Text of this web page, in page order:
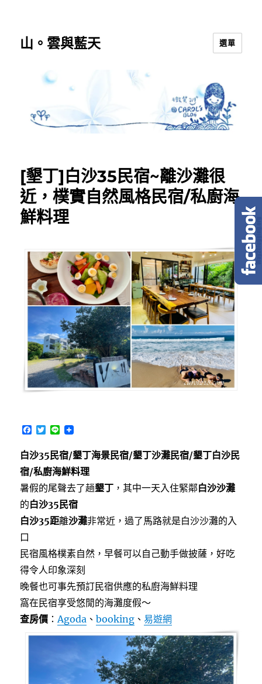
山。雲與藍天 選單
[墾丁]白沙35民宿~離沙灘很
近，樸實自然風格民宿/私廚海
鮮料理
F
c
e
b
o
o
k
T
t
t
e
r
L
n
e
白沙35民宿/墾丁海景民宿/墾丁沙灘民宿/墾丁白沙民
宿/私廚海鮮料理
暑假的尾聲去了趟墾丁 ，其中一天入住緊鄰白沙沙灘
的白沙35民宿
白沙35距離沙灘非常近，過了馬路就是白沙沙灘的入
口
民宿風格樸素自然，早餐可以自己動手做披薩，好吃
得令人印象深刻
晚餐也可事先預訂民宿供應的私廚海鮮料理
窩在民宿享受悠閒的海灘度假～
查房價 ：Agoda 、booking 、易遊網